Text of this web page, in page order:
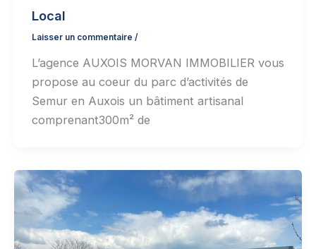
Local
Laisser un commentaire /
L’agence AUXOIS MORVAN IMMOBILIER vous
propose au coeur du parc d’activités de
Semur en Auxois un bâtiment artisanal
comprenant300m² de